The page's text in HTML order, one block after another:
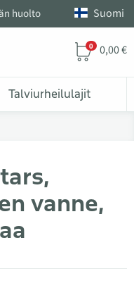
huolto Suomi
0 0,00 €
Talviurheilulajit
vanne,